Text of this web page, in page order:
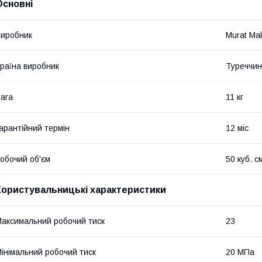
Murat
виробник
11 кг
термін 12 міс
об'єм 50 куб.
характеристики
робочий тиск 23
робочий тиск 20 МПа